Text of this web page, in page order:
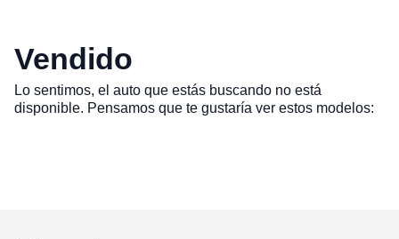
Vendido
Lo sentimos, el auto que estás buscando no está
disponible. Pensamos que te gustaría ver estos modelos: